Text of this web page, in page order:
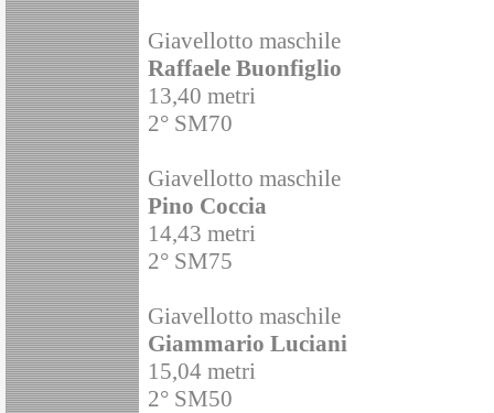
Giavellotto maschile
Raffaele Buonfiglio
13,40 metri
2° SM70
Giavellotto maschile
Pino Coccia
14,43 metri
2° SM75
Giavellotto maschile
Giammario Luciani
15,04 metri
2° SM50